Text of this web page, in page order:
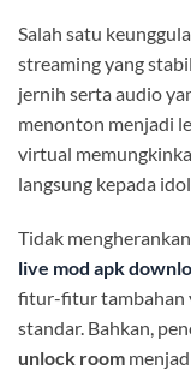
Salah satu
streaming yang
jernih serta audio
menonton menjadi
virtual
langsung kepada
Tidak
live mod apk
fitur-fitur tambahan
standar. Bahkan,
unlock room